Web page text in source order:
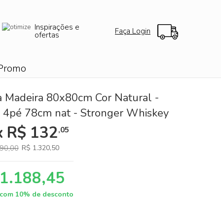
Inspirações e
ofertas Faça Login
Madeira 80x80cm Cor Natural -
4pé 78cm nat - Stronger Whiskey
R$ 132,05
R$ 1.320,50
10% de desconto